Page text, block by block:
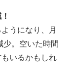
うになり、月
少。空いた時間
いるかもしれ